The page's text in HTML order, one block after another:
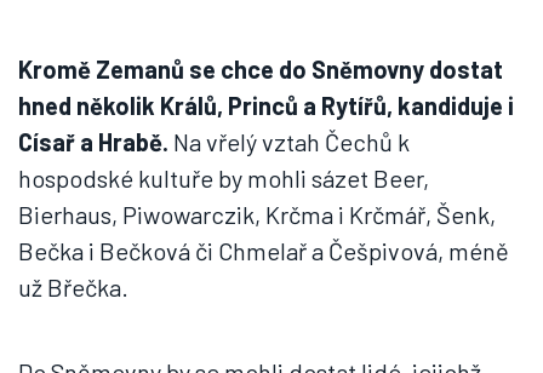
Kromě Zemanů se chce do Sněmovny dostat
hned několik Králů, Princů a Rytířů, kandiduje i
Císař a Hrabě. Na vřelý vztah Čechů k
hospodské kultuře by mohli sázet Beer,
Bierhaus, Piwowarczik, Krčma i Krčmář, Šenk,
Bečka i Bečková či Chmelař a Češpivová, méně
už Břečka.